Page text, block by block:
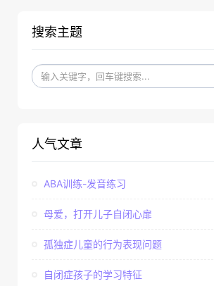
搜索主题
人气文章
ABA训练-发音练习
母爱，打开儿子自闭心扉
孤独症儿童的行为表现问题
自闭症孩子的学习特征